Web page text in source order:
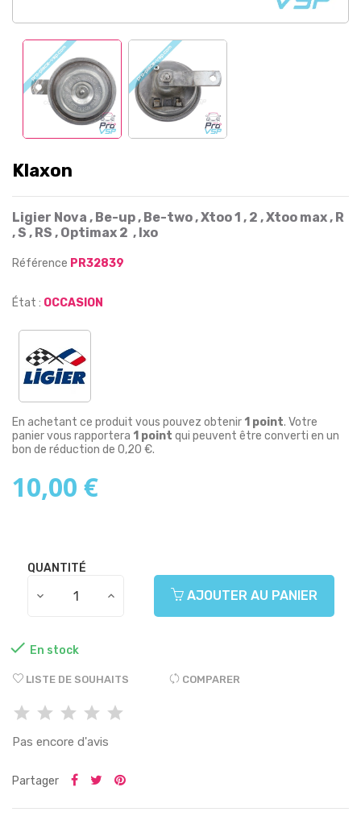
Klaxon
Ligier Nova , Be-up , Be-two , Xtoo 1 , 2 , Xtoo max , R
, S , RS , Optimax 2 , Ixo
Référence PR32839
État : OCCASION
En achetant ce produit vous pouvez obtenir 1 point. Votre
panier vous rapportera 1 point qui peuvent être converti en un
bon de réduction de 0,20 €.
10,00 €
QUANTITÉ
AJOUTER AU PANIER
 En stock
LISTE DE SOUHAITS COMPARER
Pas encore d'avis
Partager